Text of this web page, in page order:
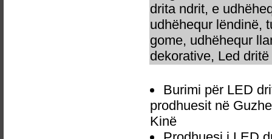
drita ndrit, e
udhëhequr lëndinë,
gome, udhëhequr
dekorative, Led
Burimi për LED
prodhuesit në
Kinë